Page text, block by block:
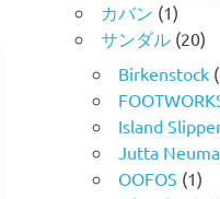
カバン (1)
サンダル (20)
Birkenstock
Island
Jutta
OOFOS (1)